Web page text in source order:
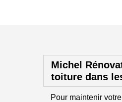
Michel
toiture dans
Pour maintenir